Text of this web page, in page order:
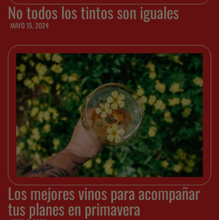
No todos los tintos son iguales
MAYO 15, 2024
Los mejores vinos para acompañar
tus planes en primavera